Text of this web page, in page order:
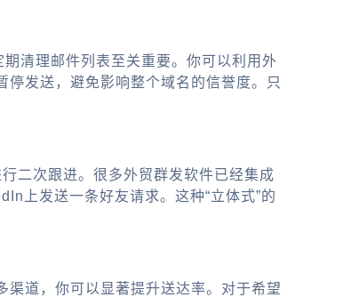
清理邮件列表至关重要。你可以利用 外
停发送，避免影响整个域名的信誉度。只
二次跟进。很多外贸群发软件已经集成
上发送一条好友请求。这种“立体式”的
道，你可以显著提升送达率。对于希望